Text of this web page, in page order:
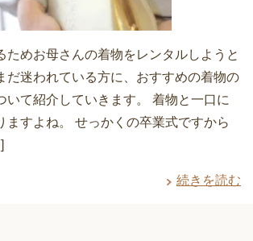
ためお母さんの着物をレンタルしようと
だ迷われている方に、おすすめの着物の
いて紹介していきます。 着物と一口に
ますよね。 せっかくの卒業式ですから
続きを読む